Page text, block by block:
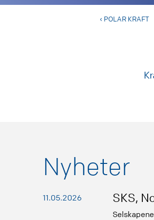
‹ POLAR KRAFT
Nyheter
11.05.2026 SKS,